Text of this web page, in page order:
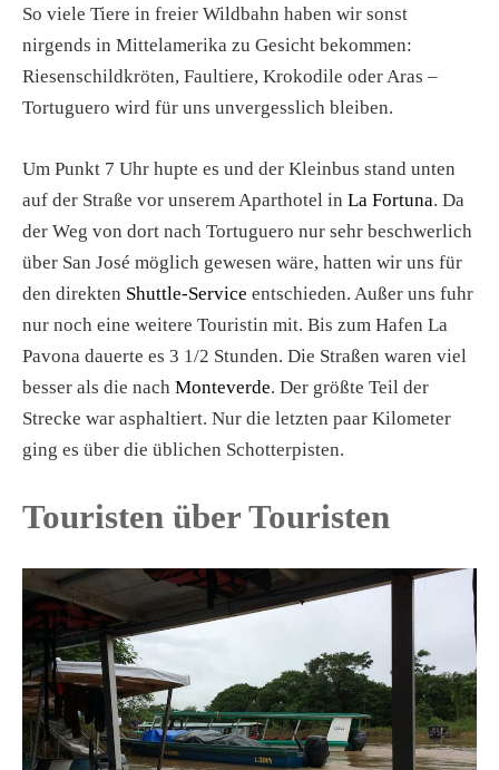
So viele Tiere in freier Wildbahn haben wir sonst
nirgends in Mittelamerika zu Gesicht bekommen:
Riesenschildkröten, Faultiere, Krokodile oder Aras –
Tortuguero wird für uns unvergesslich bleiben.
Um Punkt 7 Uhr hupte es und der Kleinbus stand unten
auf der Straße vor unserem Aparthotel in La Fortuna. Da
der Weg von dort nach Tortuguero nur sehr beschwerlich
über San José möglich gewesen wäre, hatten wir uns für
den direkten Shuttle-Service entschieden. Außer uns fuhr
nur noch eine weitere Touristin mit. Bis zum Hafen La
Pavona dauerte es 3 1/2 Stunden. Die Straßen waren viel
besser als die nach Monteverde. Der größte Teil der
Strecke war asphaltiert. Nur die letzten paar Kilometer
ging es über die üblichen Schotterpisten.
Touristen über Touristen